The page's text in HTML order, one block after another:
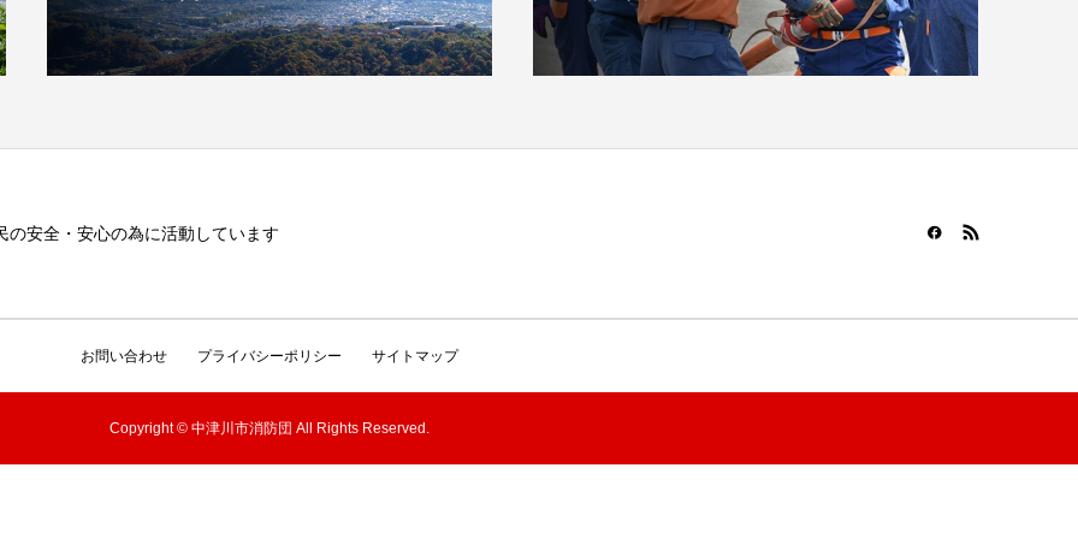
の安全・安心の為に活動しています
お問い合わせ プライバシーポリシー サイトマップ
Copyright © 中津川市消防団 All Rights Reserved.